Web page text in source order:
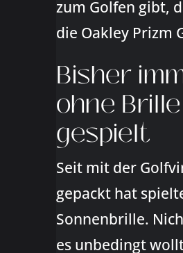
zum Golfen gibt,
die Oakley Prizm
Bisher
ohne Brille
gespielt
Seit mit der
gepackt hat
Sonnenbrille.
es unbedingt